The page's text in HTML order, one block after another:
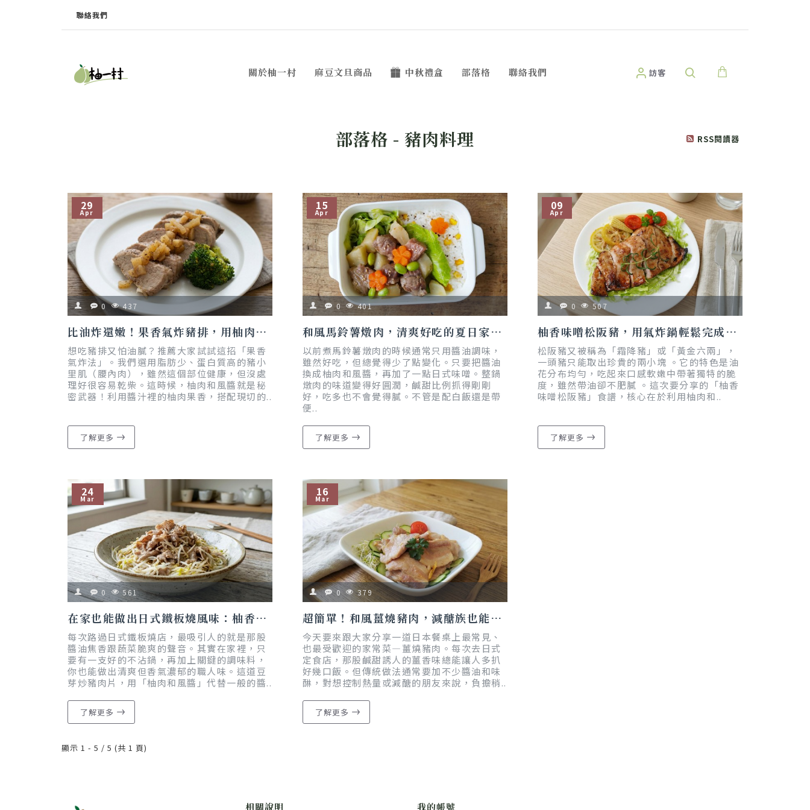
聯絡我們
關於柚一村 麻豆文旦商品 中秋禮盒 部落格 聯絡我們 訪客
部落格 - 豬肉料理 RSS閱讀器
29
Apr
0 437
比油炸還嫩！果香氣炸豬排，用柚肉和風醬醃出高級感｜懶人料理｜減脂友善
想吃豬排又怕油膩？推薦大家試試這招「果香
氣炸法」。我們選用脂肪少、蛋白質高的豬小
里肌（腰內肉），雖然這個部位健康，但沒處
理好很容易乾柴。這時候，柚肉和風醬就是秘
密武器！利用醬汁裡的柚肉果香，搭配現切的..
了解更多
15
Apr
0 401
和風馬鈴薯燉肉，清爽好吃的夏日家常菜｜懶人食譜｜減脂友善
以前煮馬鈴薯燉肉的時候通常只用醬油調味，
雖然好吃，但總覺得少了點變化。只要把醬油
換成柚肉和風醬，再加了一點日式味噌。整鍋
燉肉的味道變得好圓潤，鹹甜比例抓得剛剛
好，吃多也不會覺得膩。不管是配白飯還是帶
便..
了解更多
09
Apr
0 507
柚香味噌松阪豬，用氣炸鍋輕鬆完成低醣烤肉料理｜懶人料理｜減脂友善
松阪豬又被稱為「霜降豬」或「黃金六兩」，
一頭豬只能取出珍貴的兩小塊 。它的特色是油
花分布均勻，吃起來口感軟嫩中帶著獨特的脆
度，雖然帶油卻不肥膩 。這次要分享的「柚香
味噌松阪豬」食譜，核心在於利用柚肉和..
了解更多
24
Mar
0 561
在家也能做出日式鐵板燒風味：柚香豆芽炒豬肉片，減醣又入味｜懶人食譜｜減脂友善
每次路過日式鐵板燒店，最吸引人的就是那股
醬油焦香跟蔬菜脆爽的聲音。其實在家裡，只
要有一支好的不沾鍋，再加上關鍵的調味料，
你也能做出清爽但香氣濃郁的職人味。這道豆
芽炒豬肉片，用「柚肉和風醬」代替一般的醬..
了解更多
16
Mar
0 379
超簡單！和風薑燒豬肉，減醣族也能大口吃的秘密武器｜懶人食譜｜減脂友善
今天要來跟大家分享一道日本餐桌上最常見、
也最受歡迎的家常菜—薑燒豬肉。每次去日式
定食店，那股鹹甜誘人的薑香味總能讓人多扒
好幾口飯。但傳統做法通常要加不少醬油和味
醂，對想控制熱量或減醣的朋友來說，負擔稍..
了解更多
顯示 1 - 5 / 5 (共 1 頁)
相關說明 我的帳號